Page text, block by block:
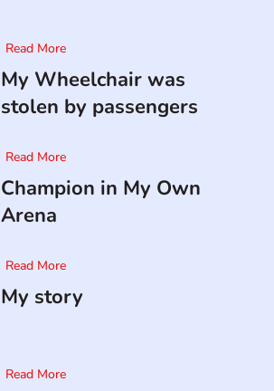
Read More
My Wheelchair was
stolen by passengers
Read More
Champion in My Own
Arena
Read More
My story
Read More